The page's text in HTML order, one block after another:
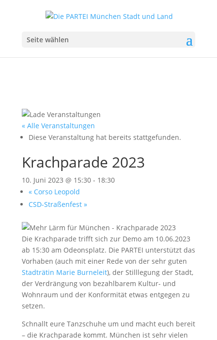
Seite wählen
« Alle Veranstaltungen
Diese Veranstaltung hat bereits stattgefunden.
Krachparade 2023
10. Juni 2023 @ 15:30- 18:30
«Corso Leopold
CSD-Straßenfest »
Die Krachparade trifft sich zur Demo am 10.06.2023
ab 15:30 am Odeonsplatz. Die PARTEI unterstützt das
Vorhaben (auch mit einer Rede von der sehr guten
Stadträtin Marie Burneleit), der Stilllegung der Stadt,
der Verdrängung von bezahlbarem Kultur- und
Wohnraum und der Konformität etwas entgegen zu
setzen.
Schnallt eure Tanzschuhe um und macht euch bereit
– die Krachparade kommt. München ist sehr vielen